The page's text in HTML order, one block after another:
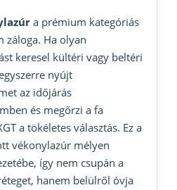
a prémium kategóriás
záloga. Ha olyan
keresel kültéri vagy beltéri
nyújt
az időjárás
és megőrzi a fa
a tökéletes választás. Ez a
vékonylazúr mélyen
így nem csupán a
hanem belülről óvja